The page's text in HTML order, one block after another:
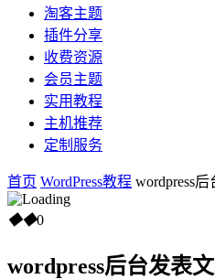
淘客主题
插件分享
收费资源
会员主题
实用教程
主机推荐
定制服务
首页 WordPress教程 wordpress
◆◆0
wordpress后台发表